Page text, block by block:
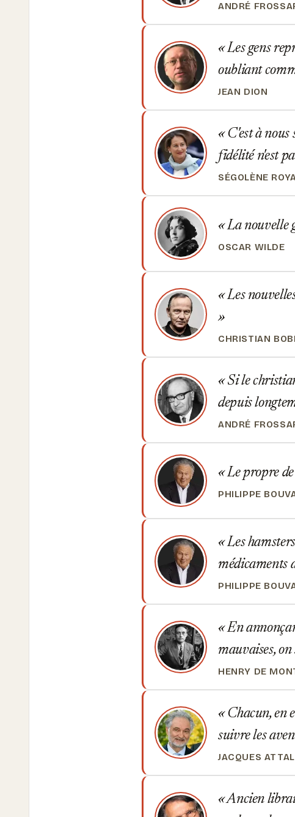
ANDRÉ
Les gens
oubliant
JEAN DION
C'est à nous
fidélité n'est
SÉGOLÈNE
La nouvelle
OSCAR WILDE
Les
CHRISTIAN
Si le
depuis
ANDRÉ
Le propre
PHILIPPE
Les
médicaments
PHILIPPE
En
mauvaises,
HENRY DE
Chacun, en
suivre les
JACQUES
Ancien